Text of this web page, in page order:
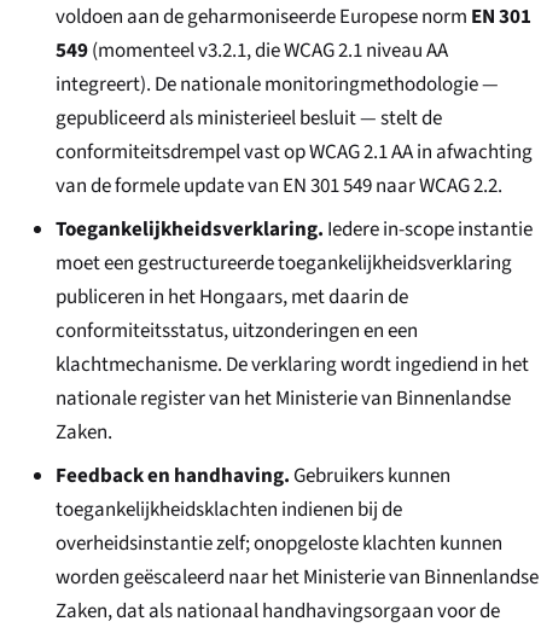
voldoen aan de geharmoniseerde Europese norm EN 301
549(momenteel v3.2.1, die WCAG 2.1 niveau AA
integreert). De nationale monitoringmethodologie —
gepubliceerd als ministerieel besluit — stelt de
conformiteitsdrempel vast op WCAG 2.1 AA in afwachting
van de formele update van EN 301 549 naar WCAG 2.2.
Toegankelijkheidsverklaring. Iedere in-scope instantie
moet een gestructureerde toegankelijkheidsverklaring
publiceren in het Hongaars, met daarin de
conformiteitsstatus, uitzonderingen en een
klachtmechanisme. De verklaring wordt ingediend in het
nationale register van het Ministerie van Binnenlandse
Zaken.
Feedback en handhaving.Gebruikers kunnen
toegankelijkheidsklachten indienen bij de
overheidsinstantie zelf; onopgeloste klachten kunnen
worden geëscaleerd naar het Ministerie van Binnenlandse
Zaken, dat als nationaal handhavingsorgaan voor de